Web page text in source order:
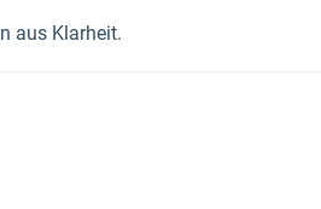
aus Klarheit.